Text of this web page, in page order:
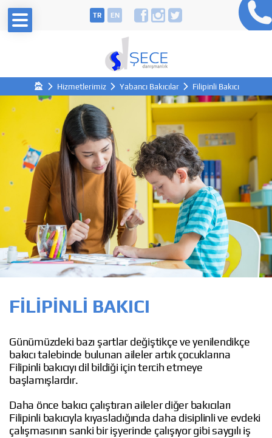
TR EN
Hizmetlerimiz Yabancı Bakıcılar Filipinli Bakıcı
FILIPINLI BAKICI
Günümüzdeki bazı şartlar değiştikçe ve yenilendikçe
bakıcı talebinde bulunan aileler artık çocuklarına
Filipinli bakıcıyı dil bildiği için tercih etmeye
başlamışlardır.
Daha önce bakıcı çalıştıran aileler diğer bakıcıları
Filipinli bakıcıyla kıyasladığında daha disiplinli ve evdeki
çalışmasının sanki bir işyerinde çalışıyor gibi saygılı iş